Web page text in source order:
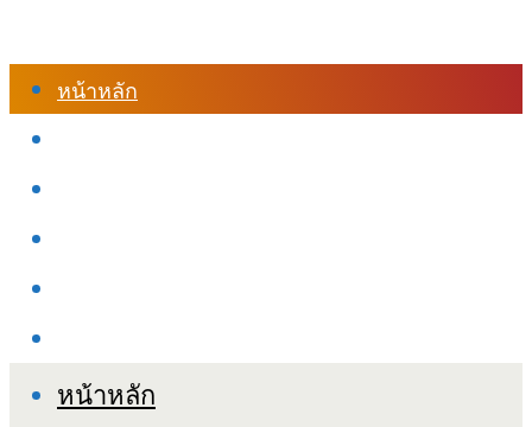
หน้าหลัก
หน้าหลัก